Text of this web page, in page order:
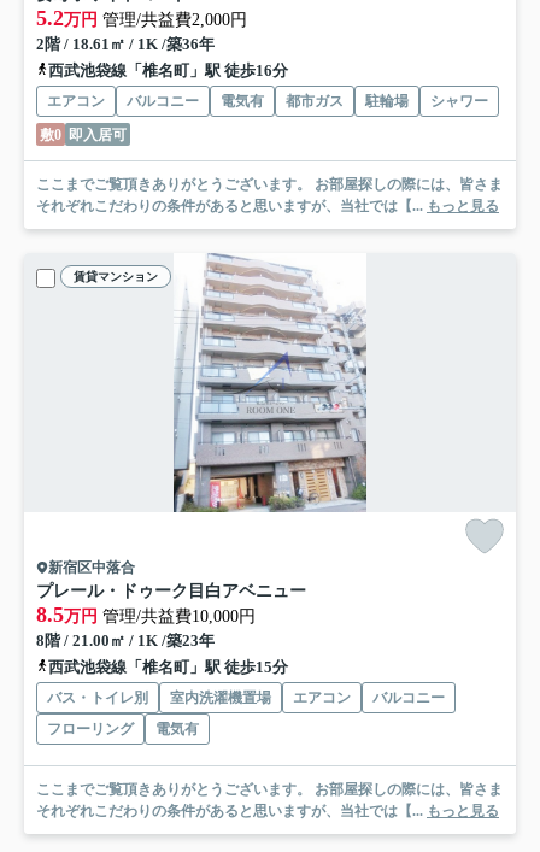
5.2万円 管理/共益費2,000円
2階 / 18.61㎡ / 1K /築36年
西武池袋線「椎名町」駅 徒歩16分
エアコン バルコニー 電気有 都市ガス 駐輪場
シャワー
敷0 即入居可
ここまでご覧頂きありがとうございます。 お部屋探しの際には、皆さま
それぞれこだわりの条件があると思いますが、当社では【... もっと見る
賃貸マンション
新宿区中落合
プレール・ドゥーク目白アベニュー
8.5万円 管理/共益費10,000円
8階 / 21.00㎡ / 1K /築23年
西武池袋線「椎名町」駅 徒歩15分
バス・トイレ別 室内洗濯機置場 エアコン
バルコニー
フローリング
電気有
ここまでご覧頂きありがとうございます。 お部屋探しの際には、皆さま
それぞれこだわりの条件があると思いますが、当社では【... もっと見る